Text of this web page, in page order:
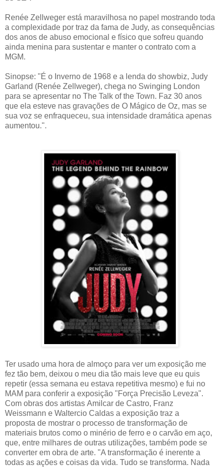
Renée Zellweger está maravilhosa no papel mostrando toda
a complexidade por traz da fama de Judy, as consequências
dos anos de abuso emocional e físico que sofreu quando
ainda menina para sustentar e manter o contrato com a
MGM.
Sinopse: "É o Inverno de 1968 e a lenda do showbiz, Judy
Garland (Renée Zellweger), chega no Swinging London
para se apresentar no The Talk of the Town. Faz 30 anos
que ela esteve nas gravações de O Mágico de Oz, mas se
sua voz se enfraqueceu, sua intensidade dramática apenas
aumentou.".
Ter usado uma hora de almoço para ver um exposição me
fez tão bem, deixou o meu dia tão mais leve que eu quis
repetir (essa semana eu estava repetitiva mesmo) e fui no
MAM para conferir a exposição "Força Precisão Leveza".
Com obras dos artistas Amilcar de Castro, Franz
Weissmann e Waltercio Caldas a exposição traz a
proposta de mostrar o processo de transformação de
materiais brutos como o minério de ferro e o carvão em aço,
que, entre milhares de outras utilizações, também pode se
converter em obra de arte. "A transformação é inerente a
todas as ações e coisas da vida. Tudo se transforma. Nada